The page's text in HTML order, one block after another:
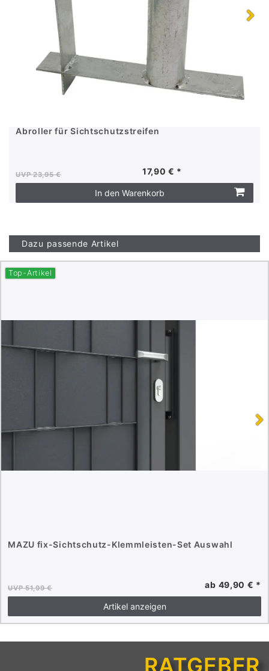
Abroller für Sichtschutzstreifen
UVP 23,95 € 17,90 € *
In den Warenkorb
Dazu passende Artikel
Top-Artikel
MAZU fix-Sichtschutz-Klemmleisten-Set Auswahl
UVP 51,99 € ab 49,90 € *
Artikel anzeigen
RATGEBER